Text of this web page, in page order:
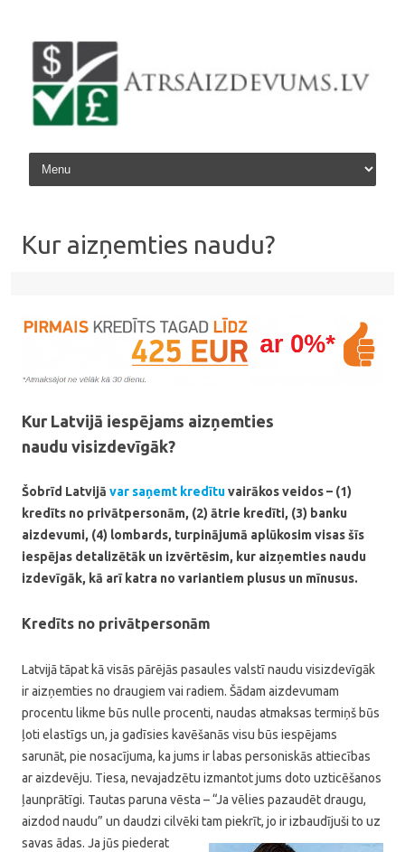
Skip to content
Kur aizņemties naudu?
Kur Latvijā iespējams aizņemties
naudu visizdevīgāk?
Šobrīd Latvijā var saņemt kredītuvairākos veidos – (1)
kredīts no privātpersonām, (2) ātrie kredīti, (3) banku
aizdevumi, (4) lombards, turpinājumā aplūkosim visas šīs
iespējas detalizētāk un izvērtēsim, kur aizņemties naudu
izdevīgāk, kā arī katra no variantiem plusus un mīnusus.
Kredīts no privātpersonām
Latvijā tāpat kā visās pārējās pasaules valstī naudu visizdevīgāk
ir aizņemties no draugiem vai radiem. Šādam aizdevumam
procentu likme būs nulle procenti, naudas atmaksas termiņš būs
ļoti elastīgs un, ja gadīsies kavēšanās visu būs iespējams
sarunāt, pie nosacījuma, ka jums ir labas personiskās attiecības
ar aizdevēju. Tiesa, nevajadzētu izmantot jums doto uzticēšanos
ļaunprātīgi. Tautas paruna vēsta – “Ja vēlies pazaudēt draugu,
aizdod naudu” un daudzi cilvēki tam piekrīt, jo ir izbaudījuši to uz
savas ādas. Ja jūs piederat